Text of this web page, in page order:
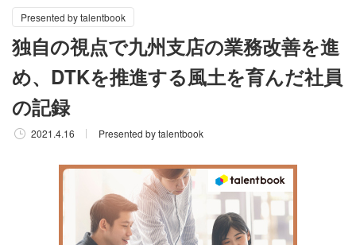
Presented by talentbook
独自の視点で九州支店の業務改善を進
め、DTKを推進する風土を育んだ社員
の記録
2021.4.16 Presented by talentbook